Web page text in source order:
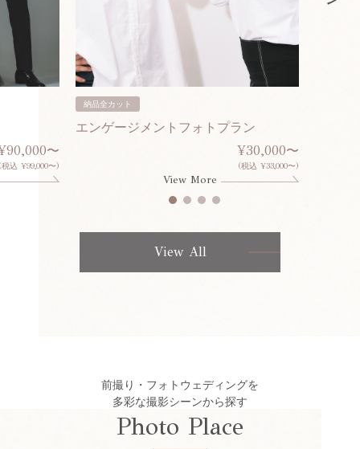
〜
(税込 ¥99,000〜)
納品全カット
エンゲージメントフォトプラン
¥30,000〜
(税込 ¥33,000〜)
View More
View All
前撮り・フォトウェディングを
多彩な撮影シーンから探す
Photo Place